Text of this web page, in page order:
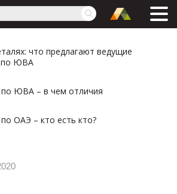
что предлагают ведущие
по ЮВА
ЮВА – в чем отличия
ОАЭ – кто есть кто?